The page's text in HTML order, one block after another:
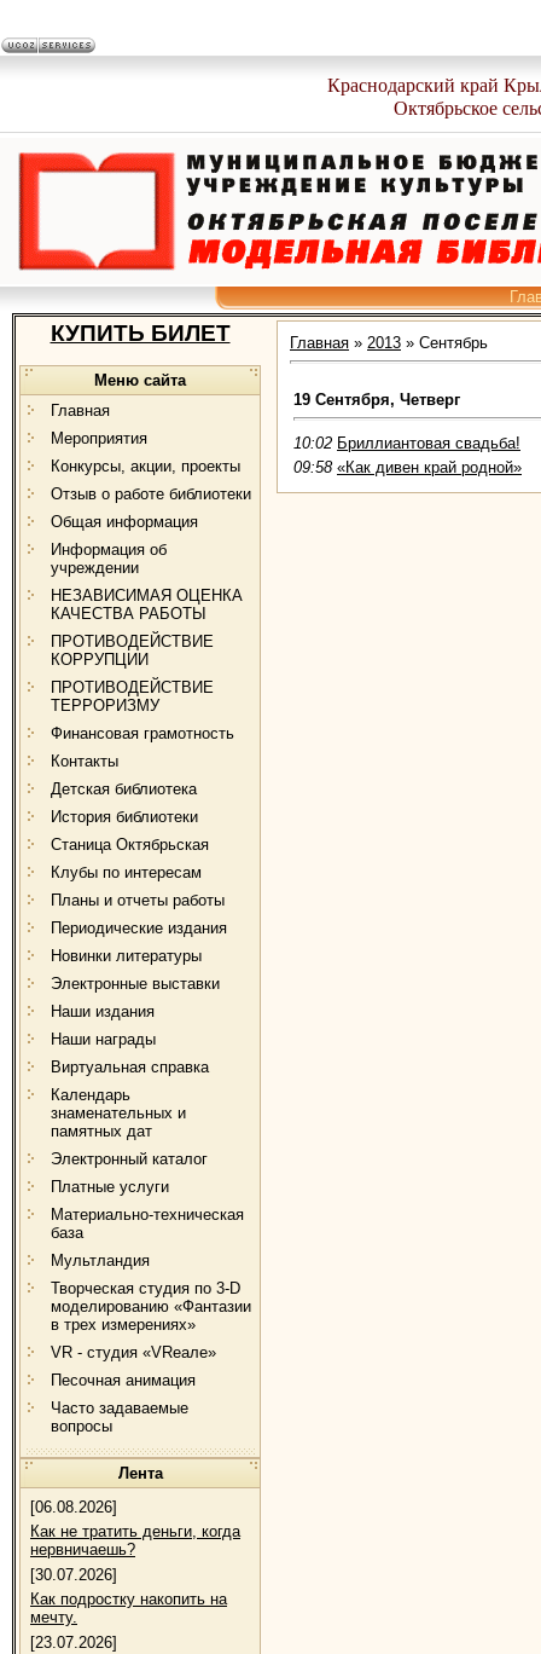
Краснодарский край
Октябрьское
КУПИТЬ БИЛЕТ
Меню сайта
Главная
Мероприятия
Конкурсы, акции, проекты
Отзыв о работе библиотеки
Общая информация
Информация об
учреждении
НЕЗАВИСИМАЯ ОЦЕНКА
КАЧЕСТВА РАБОТЫ
ПРОТИВОДЕЙСТВИЕ
КОРРУПЦИИ
ПРОТИВОДЕЙСТВИЕ
ТЕРРОРИЗМУ
Финансовая грамотность
Контакты
Детская библиотека
История библиотеки
Станица Октябрьская
Клубы по интересам
Планы и отчеты работы
Периодические издания
Новинки литературы
Электронные выставки
Наши издания
Наши награды
Виртуальная справка
Календарь
знаменательных и
памятных дат
Электронный каталог
Платные услуги
Материально-техническая
база
Мультландия
Творческая студия по 3-D
моделированию «Фантазии
в трех измерениях»
VR - студия «VRеале»
Песочная анимация
Часто задаваемые
вопросы
Лента
[06.08.2026]
Как не тратить деньги, когда
нервничаешь?
[30.07.2026]
Как подростку накопить на
мечту.
[23.07.2026]
Главная » 2013 » Сентябрь
19 Сентября, Четверг
10:02 Бриллиантовая свадьба!
09:58 «Как дивен край родной»